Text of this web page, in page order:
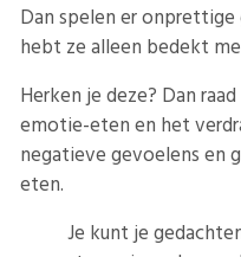
Dan spelen er
hebt ze alleen bedekt
Herken je deze? Dan
emotie-eten en het
negatieve gevoelens en
eten.
Je kunt je